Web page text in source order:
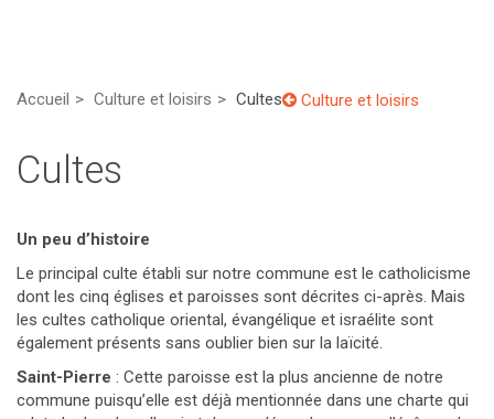
Accueil Culture et loisirs Cultes Culture et loisirs
Cultes
Un peu d’histoire
Le principal culte établi sur notre commune est le catholicisme
dont les cinq églises et paroisses sont décrites ci-après. Mais
les cultes catholique oriental, évangélique et israélite sont
également présents sans oublier bien sur la laïcité.
Saint-Pierre : Cette paroisse est la plus ancienne de notre
commune puisqu’elle est déjà mentionnée dans une charte qui